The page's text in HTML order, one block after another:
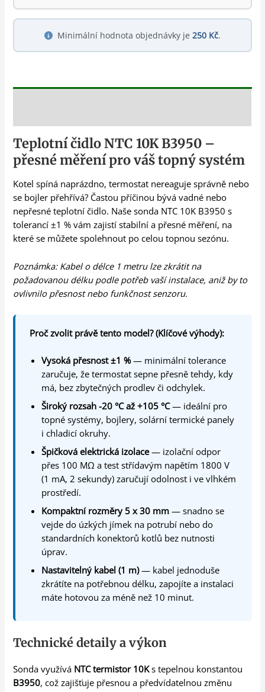
Minimální hodnota objednávky je 250 Kč.
Teplotní čidlo NTC 10K B3950 –
přesné měření pro váš topný systém
Kotel spíná naprázdno, termostat nereaguje správně nebo
se bojler přehřívá? Častou příčinou bývá vadné nebo
nepřesné teplotní čidlo. Naše sonda NTC 10K B3950 s
tolerancí ±1 % vám zajistí stabilní a přesné měření, na
které se můžete spolehnout po celou topnou sezónu.
Poznámka: Kabel o délce 1 metru lze zkrátit na
požadovanou délku podle potřeb vaší instalace, aniž by to
ovlivnilo přesnost nebo funkčnost senzoru.
Proč zvolit právě tento model? (Klíčové výhody):
Vysoká přesnost ±1 %— minimální tolerance
zaručuje, že termostat sepne přesně tehdy, kdy
má, bez zbytečných prodlev či odchylek.
Široký rozsah -20 °C až +105 °C— ideální pro
topné systémy, bojlery, solární termické panely
i chladicí okruhy.
Špičková elektrická izolace— izolační odpor
přes 100 MΩ a test střídavým napětím 1800 V
(1 mA, 2 sekundy) zaručují odolnost i ve vlhkém
prostředí.
Kompaktní rozměry 5 x 30 mm — snadno se
vejde do úzkých jímek na potrubí nebo do
standardních konektorů kotlů bez nutnosti
úprav.
Nastavitelný kabel (1 m)— kabel jednoduše
zkrátíte na potřebnou délku, zapojíte a instalaci
máte hotovou za méně než 10 minut.
Technické detaily a výkon
Sonda využívá NTC termistor 10Ks tepelnou konstantou
B3950, což zajišťuje přesnou a předvídatelnou změnu